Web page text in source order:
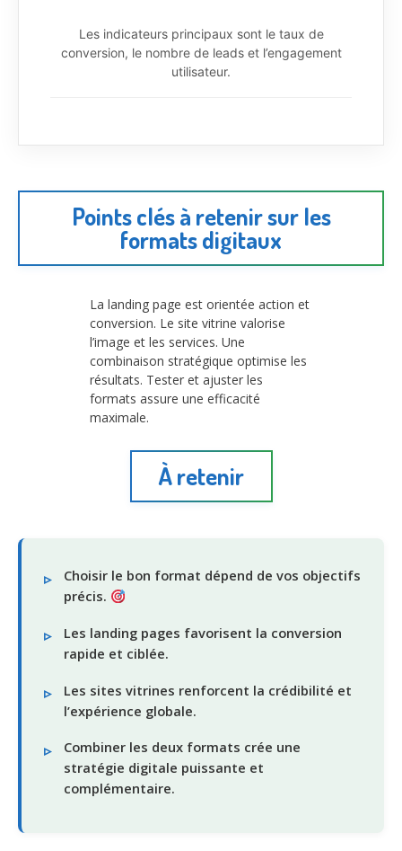
Les indicateurs principaux sont le taux de
conversion, le nombre de leads et l’engagement
utilisateur.
Points clés à retenir sur les
formats digitaux
La landing page est orientée action et
conversion. Le site vitrine valorise
l’image et les services. Une
combinaison stratégique optimise les
résultats. Tester et ajuster les
formats assure une efficacité
maximale.
À retenir
Choisir le bon format dépend de vos objectifs
précis.
Les landing pages favorisent la conversion
rapide et ciblée.
Les sites vitrines renforcent la crédibilité et
l’expérience globale.
Combiner les deux formats crée une
stratégie digitale puissante et
complémentaire.